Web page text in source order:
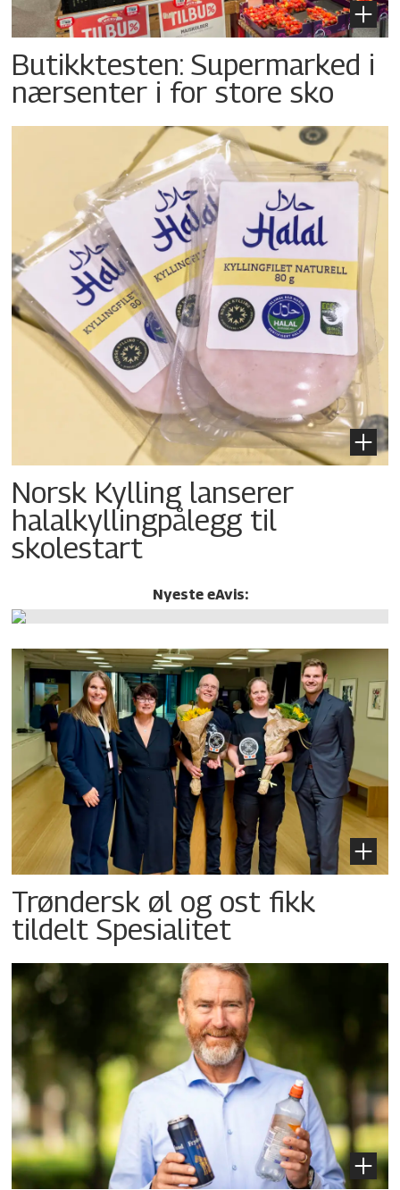
Butikktesten: Supermarked i
nærsenter i for store sko
Norsk Kylling lanserer
halalkylling­pålegg til
skolestart
Nyeste eAvis:
Trøndersk øl og ost fikk
tildelt Spesialitet